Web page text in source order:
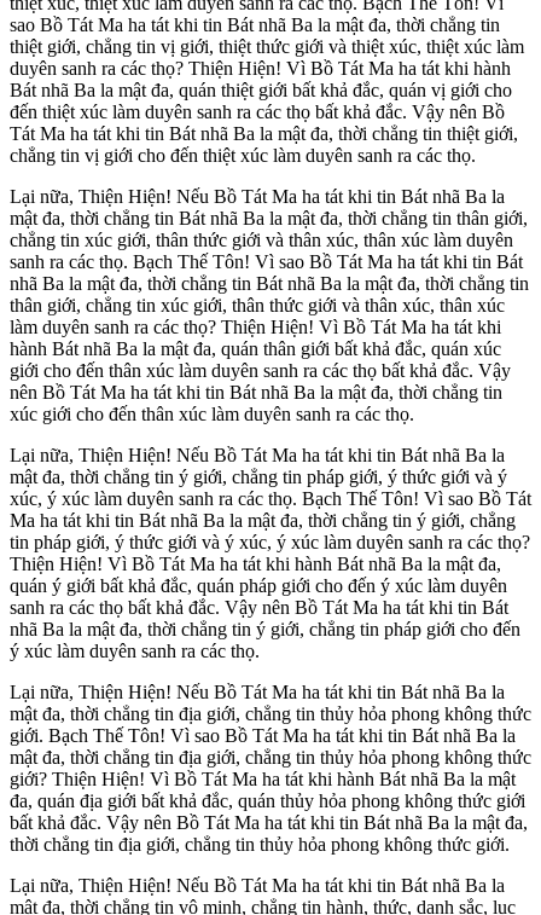
sao Bồ Tát Ma ha tát khi tin Bát nhã Ba la mật đa, thời chẳng tin
thiệt giới, chẳng tin vị giới, thiệt thức giới và thiệt xúc, thiệt xúc làm
duyên sanh ra các thọ? Thiện Hiện! Vì Bồ Tát Ma ha tát khi hành
Bát nhã Ba la mật đa, quán thiệt giới bất khả đắc, quán vị giới cho
đến thiệt xúc làm duyên sanh ra các thọ bất khả đắc. Vậy nên Bồ
Tát Ma ha tát khi tin Bát nhã Ba la mật đa, thời chẳng tin thiệt giới,
chẳng tin vị giới cho đến thiệt xúc làm duyên sanh ra các thọ.
Lại nữa, Thiện Hiện! Nếu Bồ Tát Ma ha tát khi tin Bát nhã Ba la
mật đa, thời chẳng tin Bát nhã Ba la mật đa, thời chẳng tin thân giới,
chẳng tin xúc giới, thân thức giới và thân xúc, thân xúc làm duyên
sanh ra các thọ. Bạch Thế Tôn! Vì sao Bồ Tát Ma ha tát khi tin Bát
nhã Ba la mật đa, thời chẳng tin Bát nhã Ba la mật đa, thời chẳng tin
thân giới, chẳng tin xúc giới, thân thức giới và thân xúc, thân xúc
làm duyên sanh ra các thọ? Thiện Hiện! Vì Bồ Tát Ma ha tát khi
hành Bát nhã Ba la mật đa, quán thân giới bất khả đắc, quán xúc
giới cho đến thân xúc làm duyên sanh ra các thọ bất khả đắc. Vậy
nên Bồ Tát Ma ha tát khi tin Bát nhã Ba la mật đa, thời chẳng tin
xúc giới cho đến thân xúc làm duyên sanh ra các thọ.
Lại nữa, Thiện Hiện! Nếu Bồ Tát Ma ha tát khi tin Bát nhã Ba la
mật đa, thời chẳng tin ý giới, chẳng tin pháp giới, ý thức giới và ý
xúc, ý xúc làm duyên sanh ra các thọ. Bạch Thế Tôn! Vì sao Bồ Tát
Ma ha tát khi tin Bát nhã Ba la mật đa, thời chẳng tin ý giới, chẳng
tin pháp giới, ý thức giới và ý xúc, ý xúc làm duyên sanh ra các thọ?
Thiện Hiện! Vì Bồ Tát Ma ha tát khi hành Bát nhã Ba la mật đa,
quán ý giới bất khả đắc, quán pháp giới cho đến ý xúc làm duyên
sanh ra các thọ bất khả đắc. Vậy nên Bồ Tát Ma ha tát khi tin Bát
nhã Ba la mật đa, thời chẳng tin ý giới, chẳng tin pháp giới cho đến
ý xúc làm duyên sanh ra các thọ.
Lại nữa, Thiện Hiện! Nếu Bồ Tát Ma ha tát khi tin Bát nhã Ba la
mật đa, thời chẳng tin địa giới, chẳng tin thủy hỏa phong không thức
giới. Bạch Thế Tôn! Vì sao Bồ Tát Ma ha tát khi tin Bát nhã Ba la
mật đa, thời chẳng tin địa giới, chẳng tin thủy hỏa phong không thức
giới? Thiện Hiện! Vì Bồ Tát Ma ha tát khi hành Bát nhã Ba la mật
đa, quán địa giới bất khả đắc, quán thủy hỏa phong không thức giới
bất khả đắc. Vậy nên Bồ Tát Ma ha tát khi tin Bát nhã Ba la mật đa,
thời chẳng tin địa giới, chẳng tin thủy hỏa phong không thức giới.
Lại nữa, Thiện Hiện! Nếu Bồ Tát Ma ha tát khi tin Bát nhã Ba la
mật đa, thời chẳng tin vô minh, chẳng tin hành, thức, danh sắc, lục